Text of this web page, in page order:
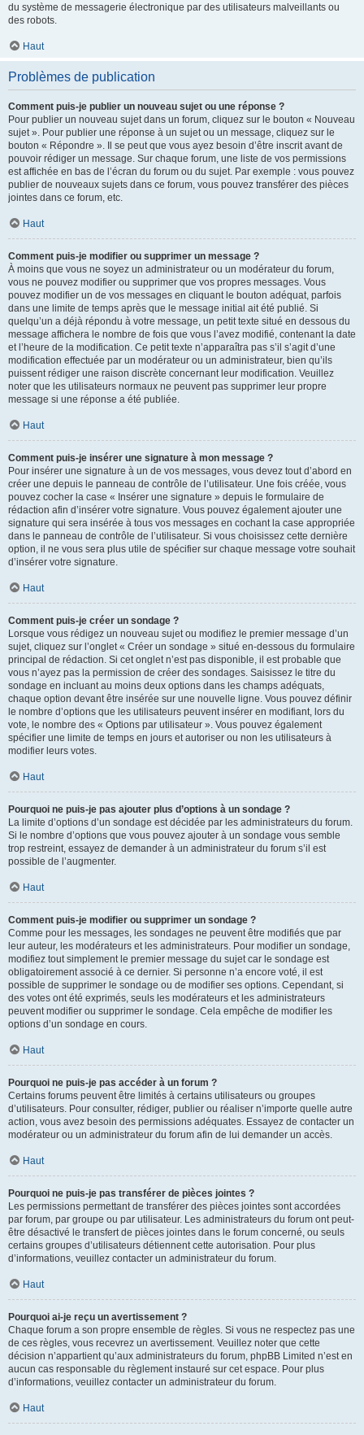
du système de messagerie électronique par des utilisateurs malveillants ou
des robots.
Haut
Problèmes de publication
Comment puis-je publier un nouveau sujet ou une réponse ?
Pour publier un nouveau sujet dans un forum, cliquez sur le bouton « Nouveau
sujet ». Pour publier une réponse à un sujet ou un message, cliquez sur le
bouton « Répondre ». Il se peut que vous ayez besoin d’être inscrit avant de
pouvoir rédiger un message. Sur chaque forum, une liste de vos permissions
est affichée en bas de l’écran du forum ou du sujet. Par exemple : vous pouvez
publier de nouveaux sujets dans ce forum, vous pouvez transférer des pièces
jointes dans ce forum, etc.
Haut
Comment puis-je modifier ou supprimer un message ?
À moins que vous ne soyez un administrateur ou un modérateur du forum,
vous ne pouvez modifier ou supprimer que vos propres messages. Vous
pouvez modifier un de vos messages en cliquant le bouton adéquat, parfois
dans une limite de temps après que le message initial ait été publié. Si
quelqu’un a déjà répondu à votre message, un petit texte situé en dessous du
message affichera le nombre de fois que vous l’avez modifié, contenant la date
et l’heure de la modification. Ce petit texte n’apparaîtra pas s’il s’agit d’une
modification effectuée par un modérateur ou un administrateur, bien qu’ils
puissent rédiger une raison discrète concernant leur modification. Veuillez
noter que les utilisateurs normaux ne peuvent pas supprimer leur propre
message si une réponse a été publiée.
Haut
Comment puis-je insérer une signature à mon message ?
Pour insérer une signature à un de vos messages, vous devez tout d’abord en
créer une depuis le panneau de contrôle de l’utilisateur. Une fois créée, vous
pouvez cocher la case « Insérer une signature » depuis le formulaire de
rédaction afin d’insérer votre signature. Vous pouvez également ajouter une
signature qui sera insérée à tous vos messages en cochant la case appropriée
dans le panneau de contrôle de l’utilisateur. Si vous choisissez cette dernière
option, il ne vous sera plus utile de spécifier sur chaque message votre souhait
d’insérer votre signature.
Haut
Comment puis-je créer un sondage ?
Lorsque vous rédigez un nouveau sujet ou modifiez le premier message d’un
sujet, cliquez sur l’onglet « Créer un sondage » situé en-dessous du formulaire
principal de rédaction. Si cet onglet n’est pas disponible, il est probable que
vous n’ayez pas la permission de créer des sondages. Saisissez le titre du
sondage en incluant au moins deux options dans les champs adéquats,
chaque option devant être insérée sur une nouvelle ligne. Vous pouvez définir
le nombre d’options que les utilisateurs peuvent insérer en modifiant, lors du
vote, le nombre des « Options par utilisateur ». Vous pouvez également
spécifier une limite de temps en jours et autoriser ou non les utilisateurs à
modifier leurs votes.
Haut
Pourquoi ne puis-je pas ajouter plus d’options à un sondage ?
La limite d’options d’un sondage est décidée par les administrateurs du forum.
Si le nombre d’options que vous pouvez ajouter à un sondage vous semble
trop restreint, essayez de demander à un administrateur du forum s’il est
possible de l’augmenter.
Haut
Comment puis-je modifier ou supprimer un sondage ?
Comme pour les messages, les sondages ne peuvent être modifiés que par
leur auteur, les modérateurs et les administrateurs. Pour modifier un sondage,
modifiez tout simplement le premier message du sujet car le sondage est
obligatoirement associé à ce dernier. Si personne n’a encore voté, il est
possible de supprimer le sondage ou de modifier ses options. Cependant, si
des votes ont été exprimés, seuls les modérateurs et les administrateurs
peuvent modifier ou supprimer le sondage. Cela empêche de modifier les
options d’un sondage en cours.
Haut
Pourquoi ne puis-je pas accéder à un forum ?
Certains forums peuvent être limités à certains utilisateurs ou groupes
d’utilisateurs. Pour consulter, rédiger, publier ou réaliser n’importe quelle autre
action, vous avez besoin des permissions adéquates. Essayez de contacter un
modérateur ou un administrateur du forum afin de lui demander un accès.
Haut
Pourquoi ne puis-je pas transférer de pièces jointes ?
Les permissions permettant de transférer des pièces jointes sont accordées
par forum, par groupe ou par utilisateur. Les administrateurs du forum ont peut-
être désactivé le transfert de pièces jointes dans le forum concerné, ou seuls
certains groupes d’utilisateurs détiennent cette autorisation. Pour plus
d’informations, veuillez contacter un administrateur du forum.
Haut
Pourquoi ai-je reçu un avertissement ?
Chaque forum a son propre ensemble de règles. Si vous ne respectez pas une
de ces règles, vous recevrez un avertissement. Veuillez noter que cette
décision n’appartient qu’aux administrateurs du forum, phpBB Limited n’est en
aucun cas responsable du règlement instauré sur cet espace. Pour plus
d’informations, veuillez contacter un administrateur du forum.
Haut